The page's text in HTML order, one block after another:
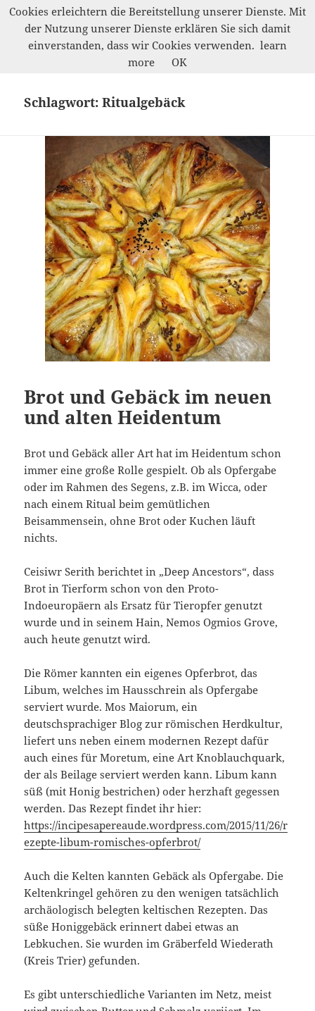
Werkelwald
Schlagwort:Ritualgebäck
Brot und Gebäck im neuen
und alten Heidentum
Brot und Gebäck aller Art hat im Heidentum schon
immer eine große Rolle gespielt. Ob als Opfergabe
oder im Rahmen des Segens, z.B. im Wicca, oder
nach einem Ritual beim gemütlichen
Beisammensein, ohne Brot oder Kuchen läuft
nichts.
Ceisiwr Serith berichtet in „Deep Ancestors“, dass
Brot in Tierform schon von den Proto-
Indoeuropäern als Ersatz für Tieropfer genutzt
wurde und in seinem Hain, Nemos Ogmios Grove,
auch heute genutzt wird.
Die Römer kannten ein eigenes Opferbrot, das
Libum, welches im Hausschrein als Opfergabe
serviert wurde. Mos Maiorum, ein
deutschsprachiger Blog zur römischen Herdkultur,
liefert uns neben einem modernen Rezept dafür
auch eines für Moretum, eine Art Knoblauchquark,
der als Beilage serviert werden kann. Libum kann
süß (mit Honig bestrichen) oder herzhaft gegessen
werden. Das Rezept findet ihr hier:
https://incipesapereaude.wordpress.com/2015/11/26/r
ezepte-libum-romisches-opferbrot/
Auch die Kelten kannten Gebäck als Opfergabe. Die
Keltenkringel gehören zu den wenigen tatsächlich
archäologisch belegten keltischen Rezepten. Das
süße Honiggebäck erinnert dabei etwas an
Lebkuchen. Sie wurden im Gräberfeld Wiederath
(Kreis Trier) gefunden.
Es gibt unterschiedliche Varianten im Netz, meist
Cookies erleichtern die Bereitstellung unserer Dienste. Mit
der Nutzung unserer Dienste erklären Sie sich damit
einverstanden, dass wir Cookies verwenden. learn
more
OK